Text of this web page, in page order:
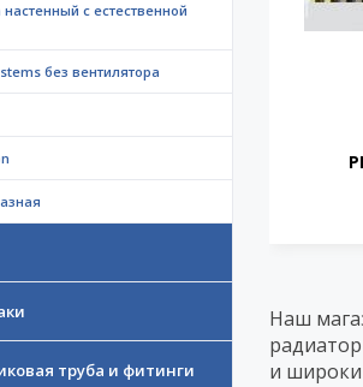
с естественной
без вентилятора
труба и фитинги
Наш
и